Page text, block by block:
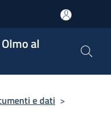
al
e dati >